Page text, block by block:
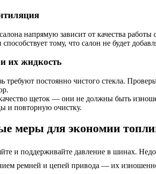
напрямую зависит от качества
тому, что салон не будет
их жидкость
требуют постоянно чистого стекла.
щеток — они не должны быть
и повторную очистку.
меры для экономии
и поддерживайте давление в шинах.
ремней и цепей привода — их